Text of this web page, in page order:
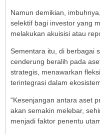
Namun demikian,
selektif bagi investor yang
melakukan akuisisi atau
Sementara itu, di berbagai
cenderung beralih pada
strategis, menawarkan
terintegrasi dalam
“Kesenjangan antara aset
akan semakin melebar,
menjadi faktor penentu